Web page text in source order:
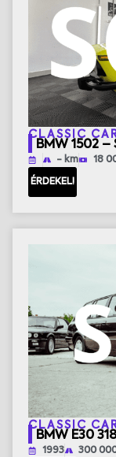
CLASSIC
BMW 1502 –
- km 18
ÉRDEKEL!
CLASSIC
BMW E30
1993 300